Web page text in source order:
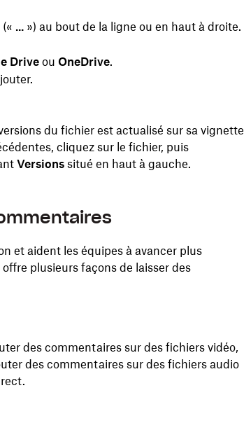
... ») au bout de la ligne ou en haut à droite.
Driveou OneDrive.
du fichier est actualisé sur sa vignette
cliquez sur le fichier, puis
Versions situé en haut à gauche.
et aident les équipes à avancer plus
plusieurs façons de laisser des
des commentaires sur des fichiers vidéo,
des commentaires sur des fichiers audio